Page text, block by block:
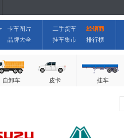
卡车图片
品牌大全
二手货车
经销商
挂车集市
排行榜
自卸车 皮卡 挂车